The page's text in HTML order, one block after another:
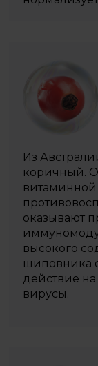
Из
коричный.
витаминной
оказывают
высокого
шиповника
действие
вирусы.